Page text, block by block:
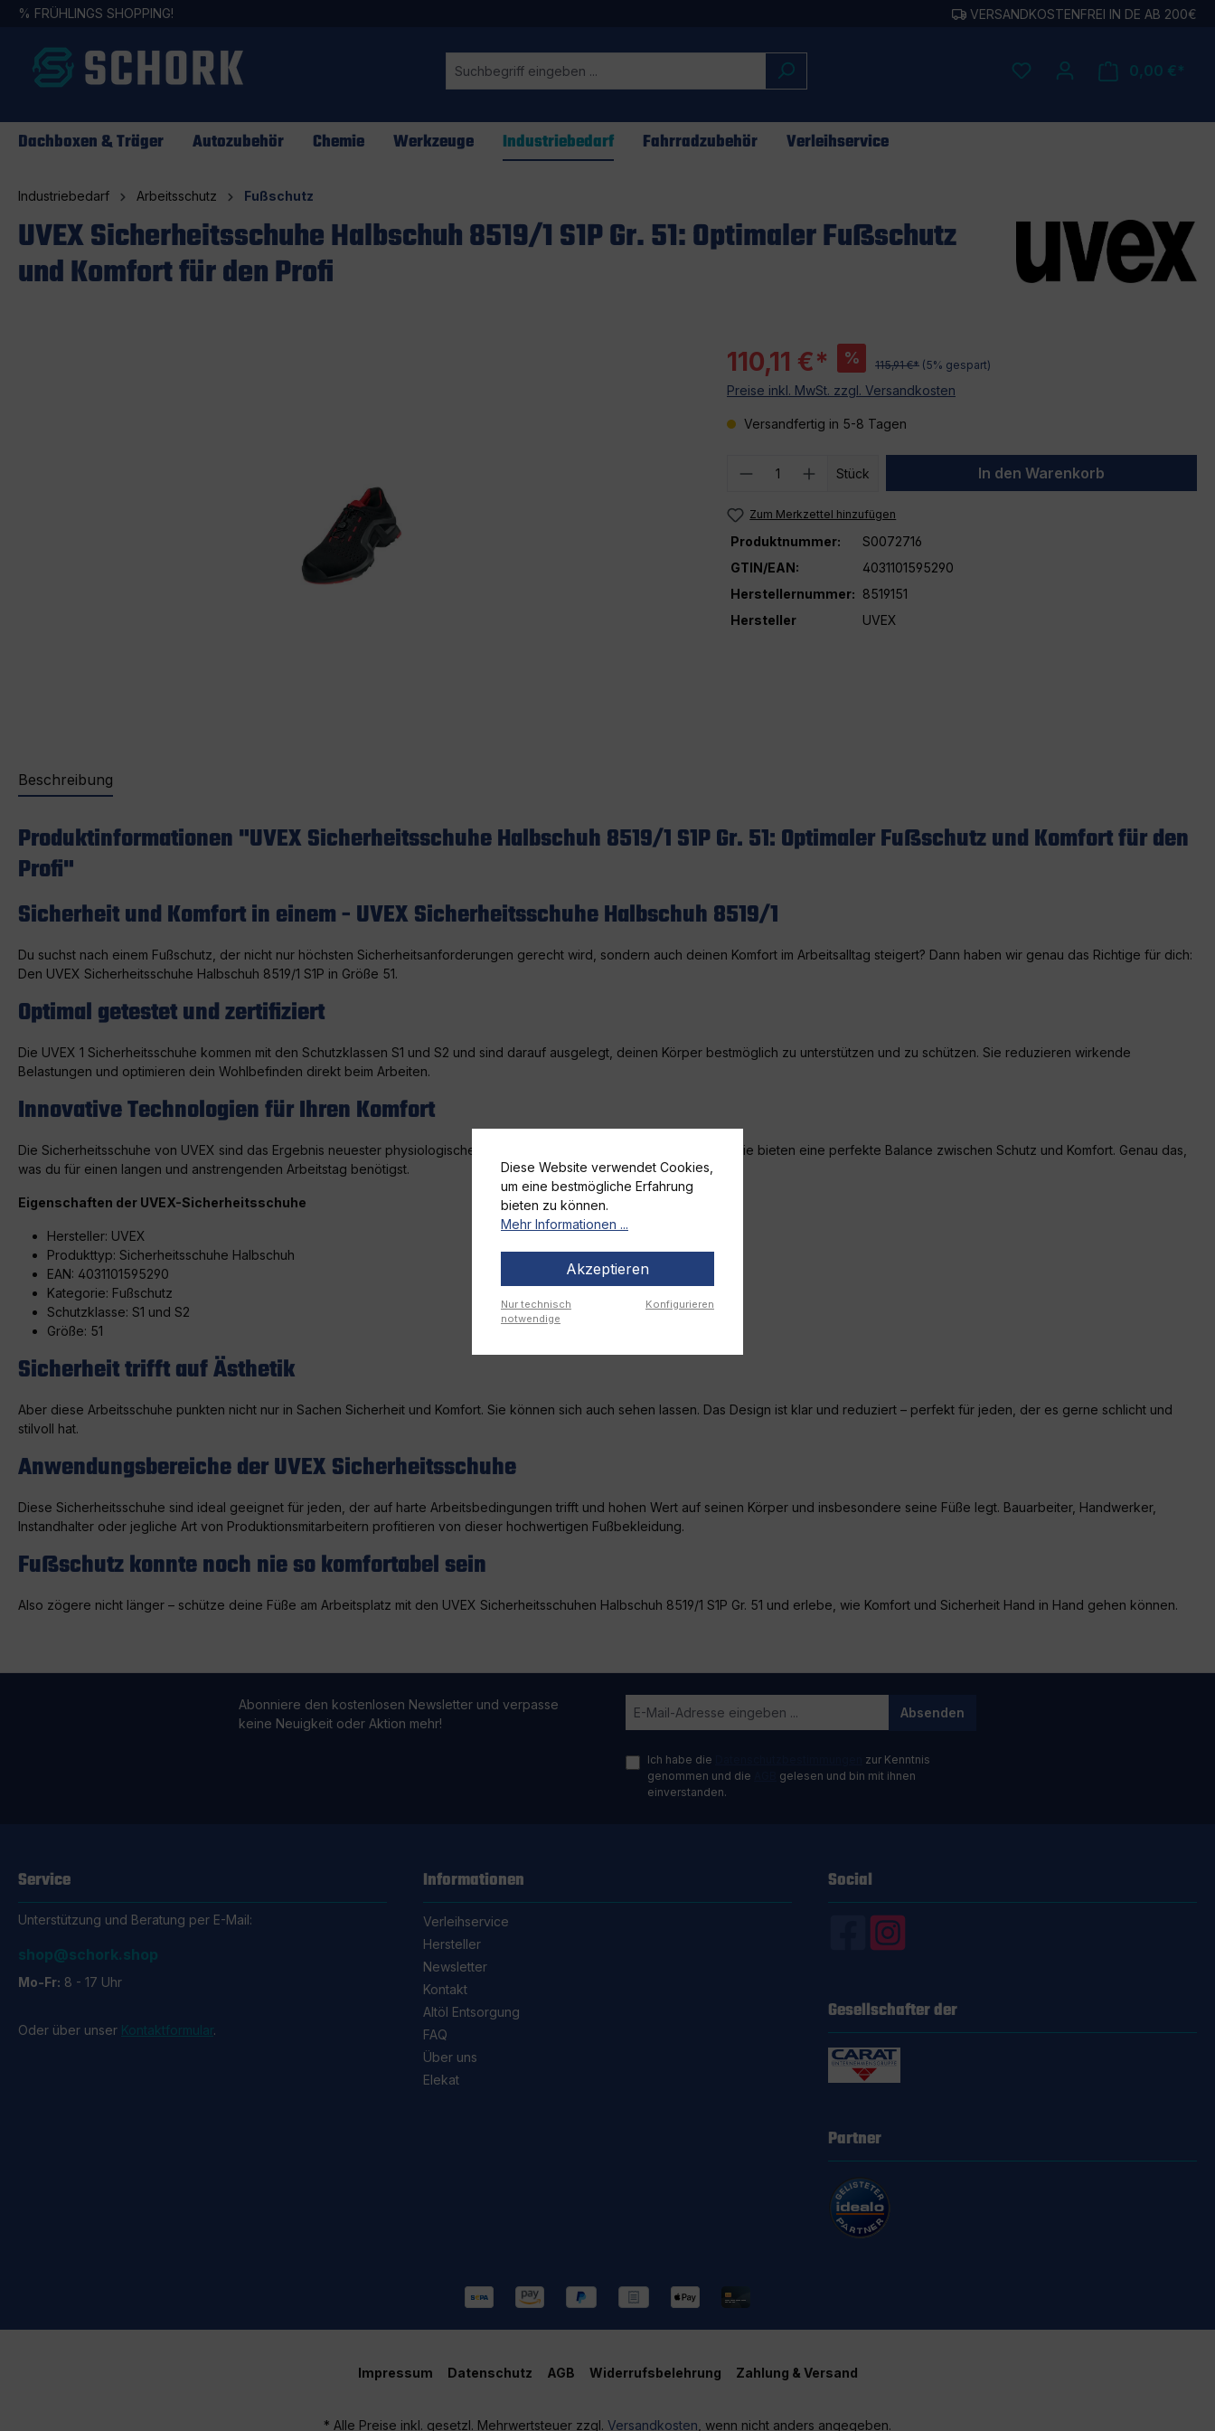
Zur Hauptnavigation springen
% FRÜHLINGS SHOPPING! VERSANDKOSTENFREI IN DE AB 200€
0,00 €*
Dachboxen & Träger Autozubehör Chemie Werkzeuge Industriebedarf Fahrradzubehör Verleihservice
Industriebedarf Arbeitsschutz Fußschutz
UVEX Sicherheitsschuhe Halbschuh 8519/1 S1P Gr. 51: Optimaler Fußschutz
und Komfort für den Profi
110,11 €* % 115,91 €* (5% gespart)
Preise inkl. MwSt. zzgl. Versandkosten
Versandfertig in 5-8 Tagen
Produkt Anzahl: Gib den gewünschten Wert
Stück In den Warenkorb
Zum Merkzettel hinzufügen
Produktnummer:
S0072716
GTIN/EAN:
4031101595290
Herstellernummer: 8519151
Hersteller
UVEX
Beschreibung
Produktinformationen "UVEX Sicherheitsschuhe Halbschuh 8519/1 S1P Gr. 51: Optimaler Fußschutz und Komfort für den
Profi"
Sicherheit und Komfort in einem - UVEX Sicherheitsschuhe Halbschuh 8519/1
Du suchst nach einem Fußschutz, der nicht nur höchsten Sicherheitsanforderungen gerecht wird, sondern auch deinen Komfort im Arbeitsalltag steigert? Dann haben wir genau das Richtige für dich:
Den UVEX Sicherheitsschuhe Halbschuh 8519/1 S1P in Größe 51.
Optimal getestet und zertifiziert
Die UVEX 1 Sicherheitsschuhe kommen mit den Schutzklassen S1 und S2 und sind darauf ausgelegt, deinen Körper bestmöglich zu unterstützen und zu schützen. Sie reduzieren wirkende
Belastungen und optimieren dein Wohlbefinden direkt beim Arbeiten.
Innovative Technologien für Ihren Komfort
Die Sicherheitsschuhe von UVEX sind das Ergebnis neuester physiologischer Forschung und innovativer Technologien. Sie bieten eine perfekte Balance zwischen Schutz und Komfort. Genau das,
was du für einen langen und anstrengenden Arbeitstag benötigst.
Eigenschaften der UVEX-Sicherheitsschuhe
Hersteller: UVEX
Produkttyp: Sicherheitsschuhe Halbschuh
EAN: 4031101595290
Kategorie: Fußschutz
Schutzklasse: S1 und S2
Größe: 51
Sicherheit trifft auf Ästhetik
Aber diese Arbeitsschuhe punkten nicht nur in Sachen Sicherheit und Komfort. Sie können sich auch sehen lassen. Das Design ist klar und reduziert – perfekt für jeden, der es gerne schlicht und
stilvoll hat.
Anwendungsbereiche der UVEX Sicherheitsschuhe
Diese Sicherheitsschuhe sind ideal geeignet für jeden, der auf harte Arbeitsbedingungen trifft und hohen Wert auf seinen Körper und insbesondere seine Füße legt. Bauarbeiter, Handwerker,
Instandhalter oder jegliche Art von Produktionsmitarbeitern profitieren von dieser hochwertigen Fußbekleidung.
Fußschutz konnte noch nie so komfortabel sein
Also zögere nicht länger – schütze deine Füße am Arbeitsplatz mit den UVEX Sicherheitsschuhen Halbschuh 8519/1 S1P Gr. 51 und erlebe, wie Komfort und Sicherheit Hand in Hand gehen können.
Abonniere den kostenlosen Newsletter und verpasse
keine Neuigkeit oder Aktion mehr!
Absenden
Ich habe die
zur Kenntnis
genommen und die
gelesen und bin mit ihnen
einverstanden.
Service
Unterstützung und Beratung per E-Mail:
shop@schork.shop
Mo-Fr: 8 - 17 Uhr
Oder über unser Kontaktformular.
Informationen
Verleihservice
Hersteller
Newsletter
Kontakt
Altöl Entsorgung
FAQ
Über uns
Elekat
Social
Gesellschafter der
Partner
Impressum Datenschutz AGB Widerrufsbelehrung Zahlung & Versand
* Alle Preise inkl. gesetzl. Mehrwertsteuer zzgl. Versandkosten , wenn nicht anders angegeben.
Diese Website verwendet Cookies,
um eine bestmögliche Erfahrung
bieten zu können.
Mehr Informationen ...
Akzeptieren
Nur technisch
notwendige
Konfigurieren